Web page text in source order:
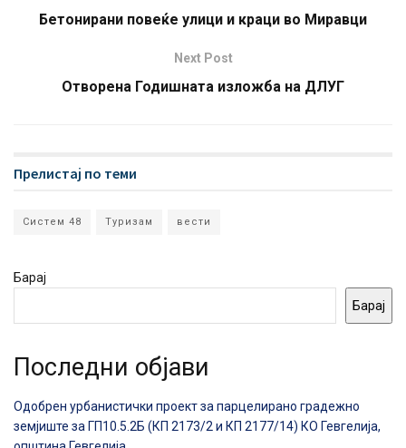
Бетонирани повеќе улици и краци во Миравци
Next Post
Отворена Годишната изложба на ДЛУГ
Прелистај по теми
Систем 48 Туризам вести
Барај
Барај
Последни објави
Одобрен урбанистички проект за парцелирано градежно
земјиште за ГП10.5.2Б (КП 2173/2 и КП 2177/14) КО Гевгелија,